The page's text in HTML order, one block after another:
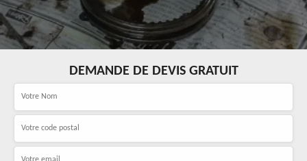
DEMANDE DE DEVIS GRATUIT